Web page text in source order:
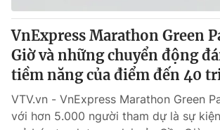
VnExpress Marathon Green
Giờ và những chuyển động
tiềm năng của điểm đến 40
VTV.vn - VnExpress Marathon Green
với hơn 5.000 người tham dự là sự